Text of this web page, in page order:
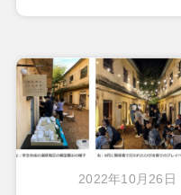
2022年10月26日